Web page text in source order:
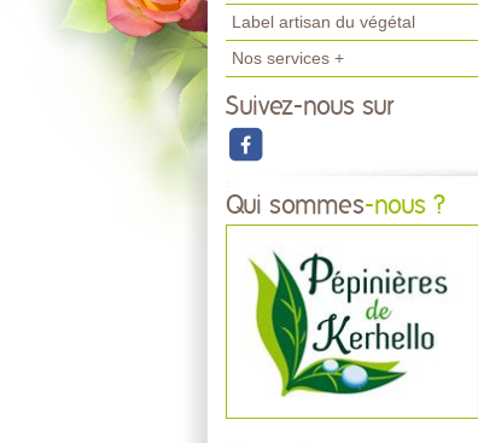
Label artisan du végétal
Nos services +
Suivez-nous sur
Qui sommes-nous ?